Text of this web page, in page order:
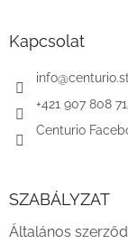
Kapcsolat
info@
+421 907 808
Centurio
SZABÁLYZAT
Általános